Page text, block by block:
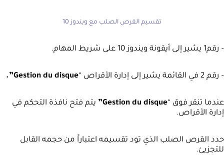
تقسيم القرص الصلب مع ويندوز 10
– رقم1 يشير إلى أيقونة ويندوز 10 على شريط المهام.
– رقم 2 في القائمة يشير إلى إدارة الأقراص “ Gestion du disque”.
عندما تنقر فوق “Gestion du disque”
يتم فتح نافذة التحكم في
إدارة الأقراص.
حدد القرص الصلب الذي تود تقسيمه اعتباراً من حجمه القابل
للتجزيئ.